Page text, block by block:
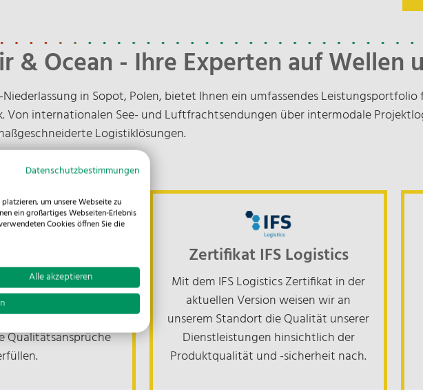
& Ocean - Ihre Experten auf Wellen
Niederlassung in Sopot, Polen, bietet Ihnen ein umfassendes
Von internationalen See- und Luftfrachtsendungen über intermodale
Logistiklösungen.
stellt sicher,
jederzeit und
Qualitätsansprüche
Zertifikat IFS Logistics
Mit dem IFS Logistics Zertifikat in der
aktuellen Version weisen wir an
unserem Standort die Qualität unserer
Dienstleistungen hinsichtlich der
Produktqualität und -sicherheit nach.
Datenschutzbestimmungen
um unsere Webseite zu
ein großartiges Webseiten-Erlebnis
Cookies öffnen Sie die
Alle akzeptieren